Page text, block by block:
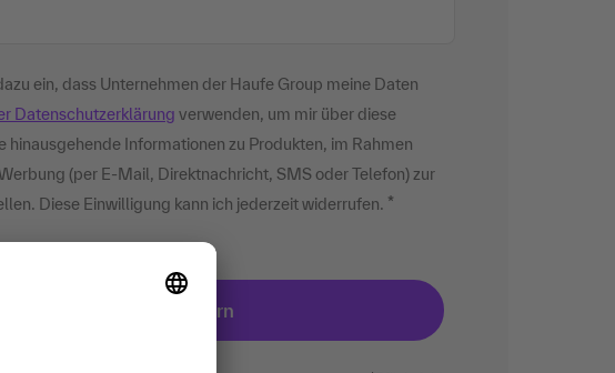
ein, dass Unternehmen der Haufe Group meine Daten
Datenschutzerklärung verwenden, um mir über diese
hinausgehende Informationen zu Produkten, im Rahmen
(per E-Mail, Direktnachricht, SMS oder Telefon) zur
Diese Einwilligung kann ich jederzeit widerrufen.